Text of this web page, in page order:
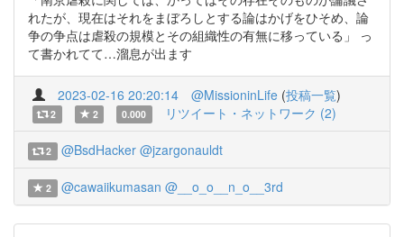
れたが、現在はそれをまぼろしとする論はかげをひそめ、論
争の争点は虐殺の規模とその組織性の有無に移っている」 っ
て書かれてて…溜息が出ます
2023-02-16 20:20:14 @MissioninLife (投稿一覧)
2 2 0.000 リツイート・ネットワーク (2)
2 @BsdHacker @jzargonauldt
2 @cawaiikumasan @__o_o__n_o__3rd